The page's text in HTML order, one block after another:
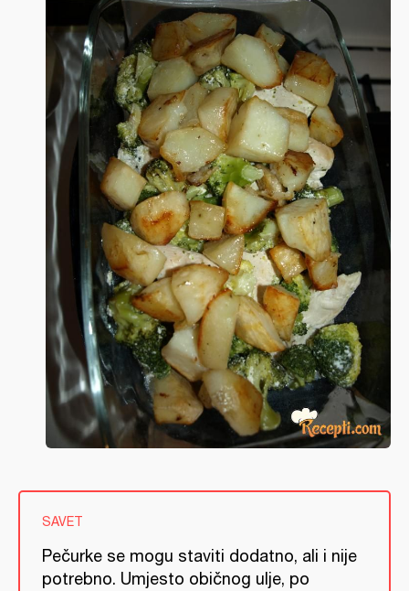
SAVET
Pečurke se mogu staviti dodatno, ali i nije
potrebno. Umjesto običnog ulje, po